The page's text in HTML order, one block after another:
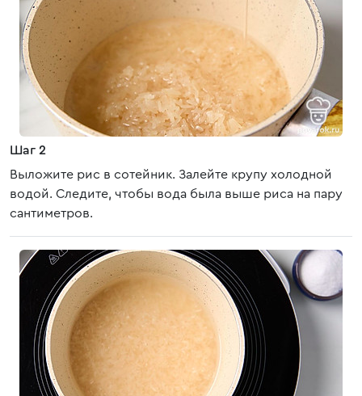
Шаг 2
Выложите рис в сотейник. Залейте крупу холодной
водой. Следите, чтобы вода была выше риса на пару
сантиметров.